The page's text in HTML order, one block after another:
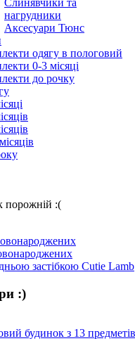
Слинявчики та
нагрудники
Аксесуари Тюнс
одягу в пологовий
0-3 місяці
до рочку
:(
застібкою Cutie Lamb
:)